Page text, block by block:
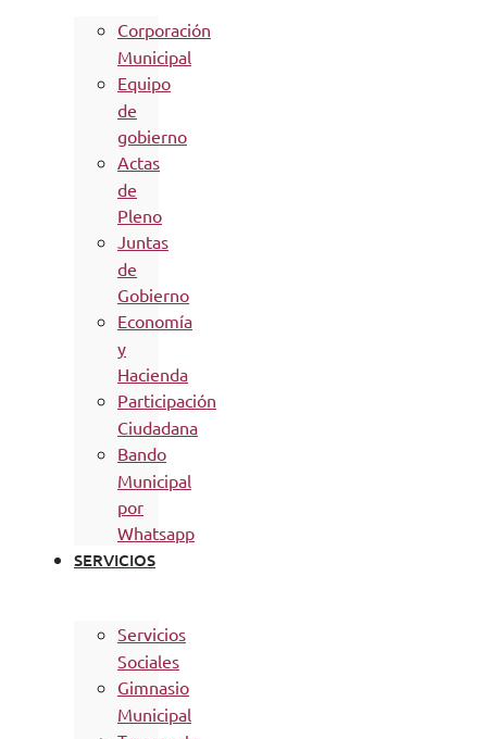
Corporación
Municipal
Equipo
de
gobierno
Actas
de
Pleno
Juntas
de
Gobierno
Economía
y
Hacienda
Participación
Ciudadana
Bando
Municipal
por
Whatsapp
SERVICIOS
Servicios
Sociales
Gimnasio
Municipal